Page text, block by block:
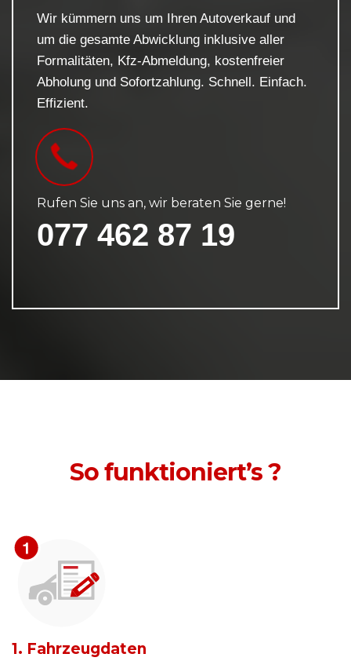
Wir kümmern uns um Ihren Autoverkauf und
um die gesamte Abwicklung inklusive aller
Formalitäten, Kfz-Abmeldung, kostenfreier
Abholung und Sofortzahlung. Schnell. Einfach.
Effizient.
Rufen Sie uns an, wir beraten Sie gerne!
077 462 87 19
So funktioniert’s ?
1. Fahrzeugdaten